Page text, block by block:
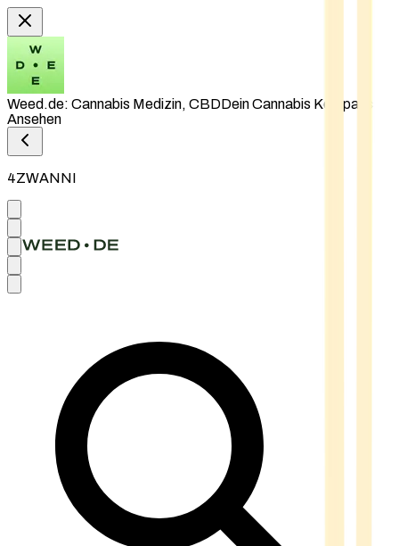
Weed.de: Cannabis Medizin, CBDDein Cannabis Kompass
Ansehen
4ZWANNI